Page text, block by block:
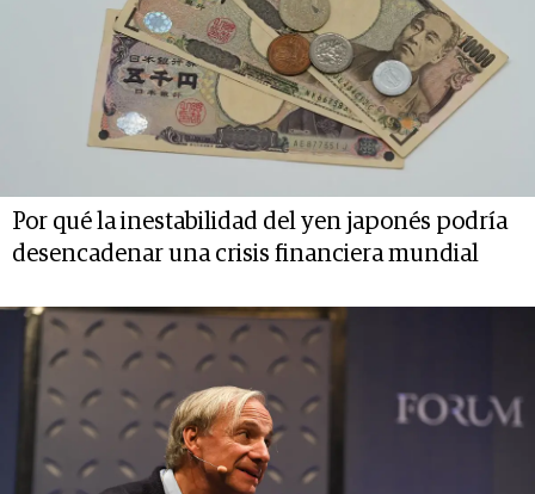
Por qué la inestabilidad del yen japonés podría
desencadenar una crisis financiera mundial